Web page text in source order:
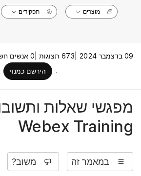
מוצרים תפקידים
09 בדצמבר 2024 | 673 תצוגות |
0 אנשים חשבו שזה היה מועיל
הירשם כמנוי
מפגשי שאלות
Webex Training
במאמר זה משוב?